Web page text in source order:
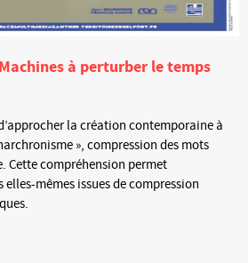
à perturber le temps
la création contemporaine à
», compression des mots
Cette compréhension permet
mêmes issues de compression